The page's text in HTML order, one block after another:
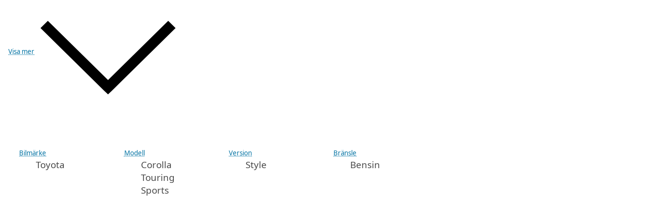
Visa mer
Bilmärke
Toyota
Modell
Corolla
Touring
Sports
Version
Style
Bränsle
Bensin